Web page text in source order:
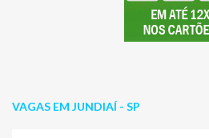
VAGAS EM JUNDIAÍ - SP